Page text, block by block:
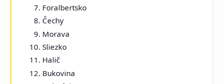
Foralbertsko
Čechy
Morava
Sliezko
Halič
Bukovina